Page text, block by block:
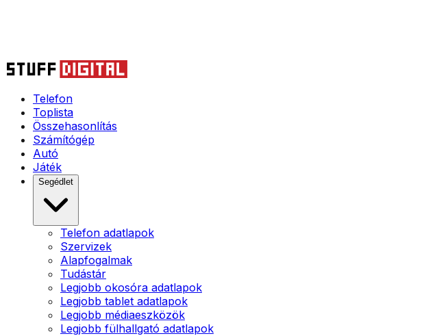
Telefon
Toplista
Összehasonlítás
Számítógép
Autó
Játék
Segédlet
Telefon adatlapok
Szervizek
Alapfogalmak
Tudástár
Legjobb okosóra adatlapok
Legjobb tablet adatlapok
Legjobb médiaeszközök
Legjobb fülhallgató adatlapok